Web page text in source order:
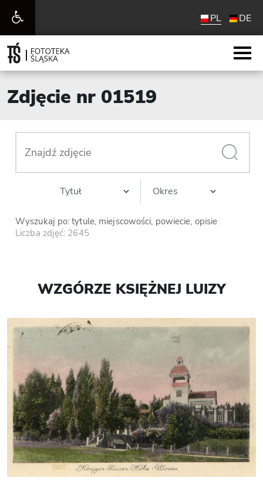
Otwórz
pasek
narzędzi
PL DE
Zdjęcie nr 01519
Wyszukaj po: tytule, miejscowości, powiecie, opisie
Liczba zdjęć: 2645
WZGÓRZE KSIĘŻNEJ LUIZY